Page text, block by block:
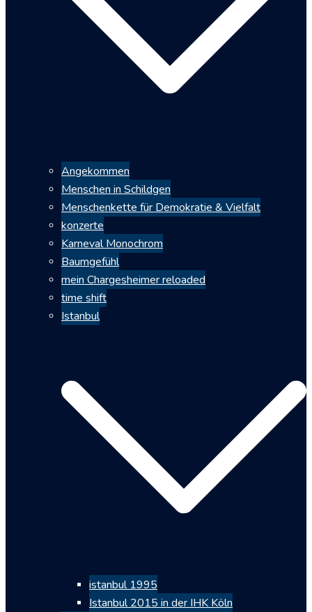
Angekommen
Menschen in Schildgen
Menschenkette für Demokratie & Vielfalt
konzerte
Karneval Monochrom
Baumgefühl
mein Chargesheimer reloaded
time shift
Istanbul
istanbul 1995
Istanbul 2015 in der IHK Köln